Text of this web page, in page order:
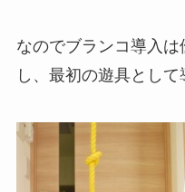
なのでブランコ導入
し、最初の遊具とし